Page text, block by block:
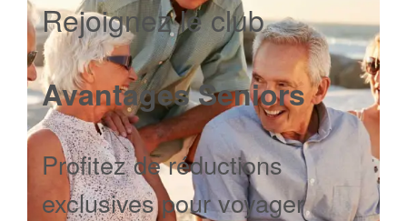
Rejoignez le club
Avantages Seniors
Profitez de réductions
exclusives pour voyager